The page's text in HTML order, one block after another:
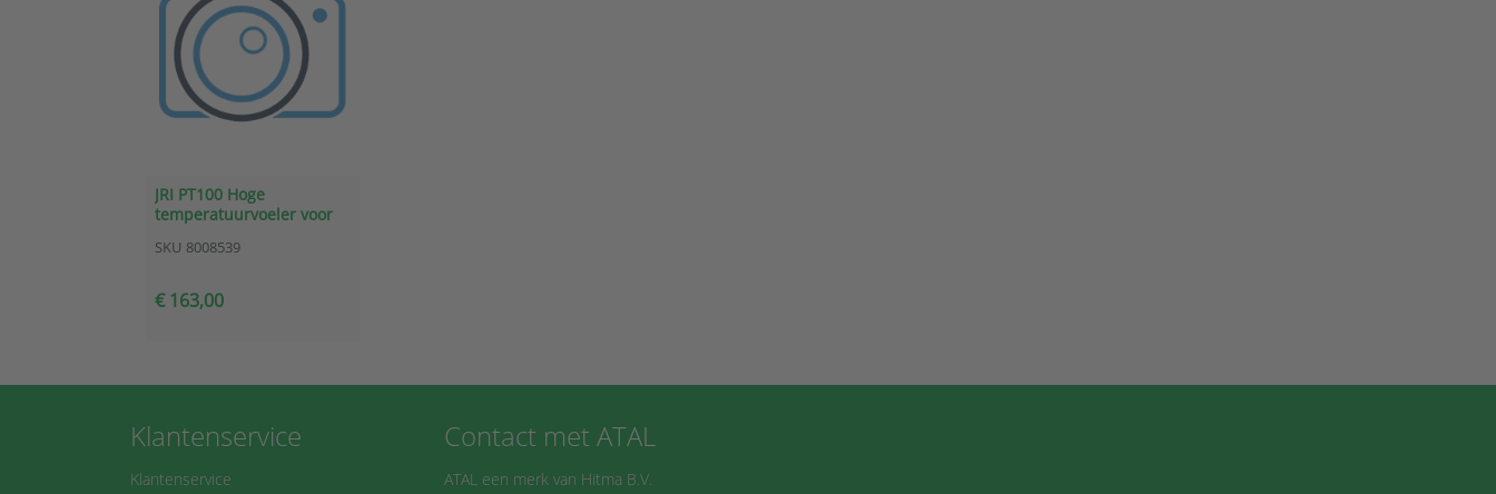
JRI PT100 Hoge
temperatuurvoeler voor
-50°C...+450°C p/n 06154
SKU 8008539
€ 163,00
Klantenservice
Klantenservice
Contact met ATAL
ATAL een merk van Hitma B.V.